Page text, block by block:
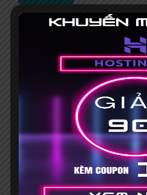
Đánh giá
giá rẻ liệu có